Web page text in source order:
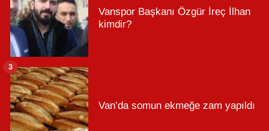
Vanspor Başkanı Özgür İreç İlhan
kimdir?
Van’da somun ekmeğe zam yapıldı
3